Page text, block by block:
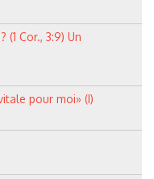
Cor., 3:9) Un
pour moi» (I)